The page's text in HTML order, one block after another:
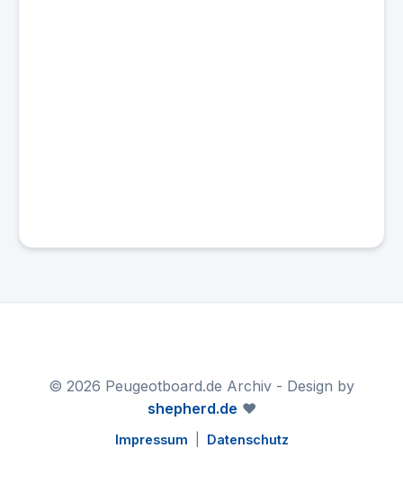
© 2026 Peugeotboard.de Archiv - Design by
shepherd.de ❤️
Impressum Datenschutz